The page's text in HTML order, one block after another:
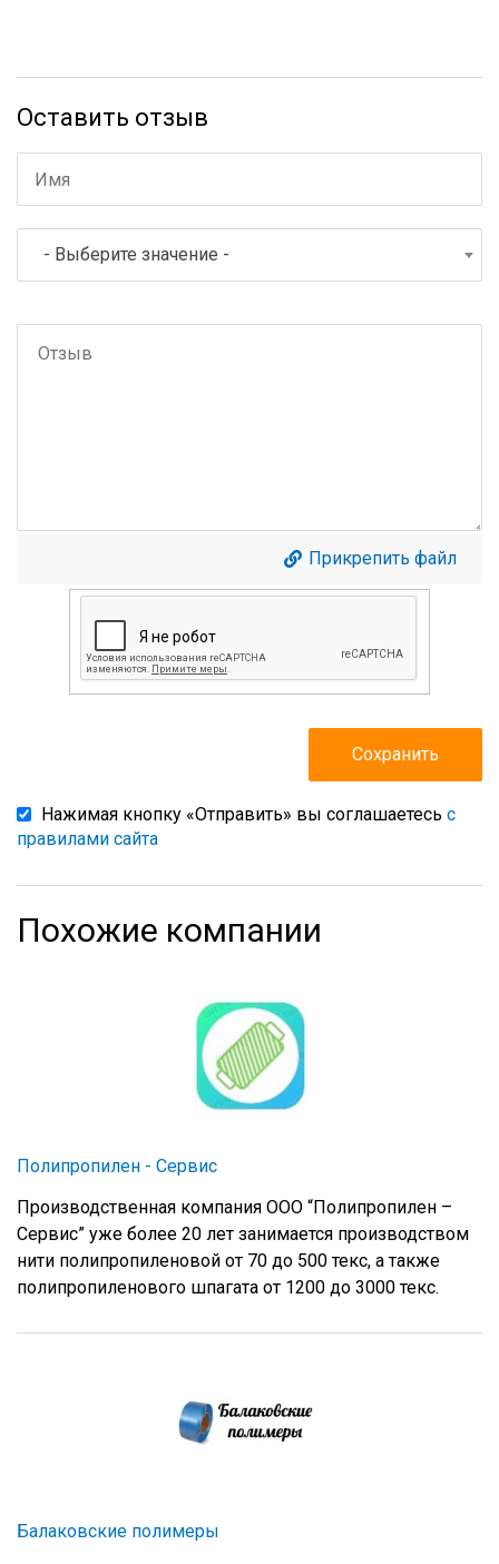
Оставить отзыв
- Выберите значение -
Прикрепить файл
Нажимая кнопку «Отправить» вы соглашаетесь с
правилами сайта
Похожие компании
Полипропилен - Сервис
Производственная компания ООО “Полипропилен –
Сервис” уже более 20 лет занимается производством
нити полипропиленовой от 70 до 500 текс, а также
полипропиленового шпагата от 1200 до 3000 текс.
Балаковские полимеры